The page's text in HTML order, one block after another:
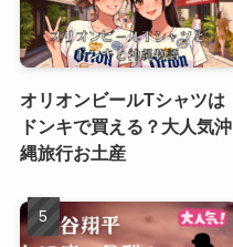
オリオンビールTシャツは
ドンキで買える？大人気沖
縄旅行お土産